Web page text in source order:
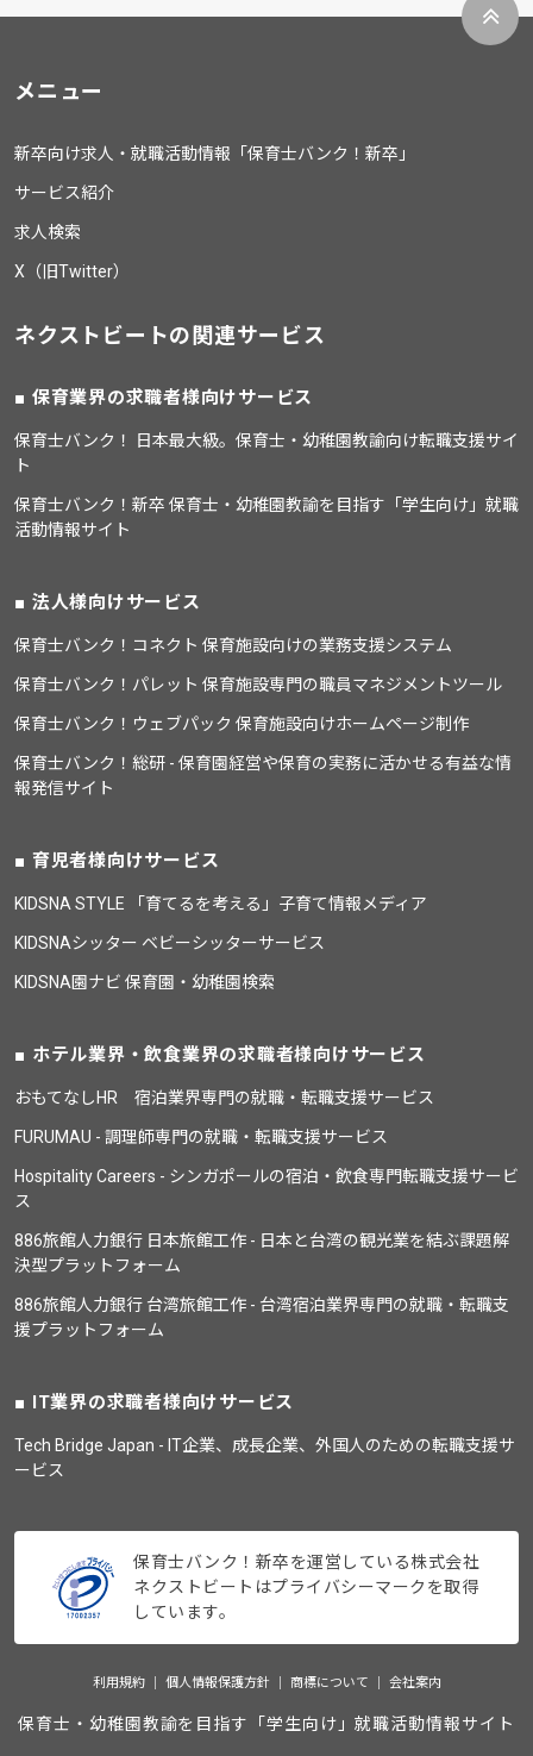
メニュー
新卒向け求人・就職活動情報「保育士バンク！新卒」
サービス紹介
求人検索
X（旧Twitter）
ネクストビートの関連サービス
保育業界の求職者様向けサービス
保育士バンク！ 日本最大級。保育士・幼稚園教諭向け転職支援サイ
ト
保育士バンク！新卒 保育士・幼稚園教諭を目指す「学生向け」就職
活動情報サイト
法人様向けサービス
保育士バンク！コネクト 保育施設向けの業務支援システム
保育士バンク！パレット 保育施設専門の職員マネジメントツール
保育士バンク！ウェブパック 保育施設向けホームページ制作
保育士バンク！総研 - 保育園経営や保育の実務に活かせる有益な情
報発信サイト
育児者様向けサービス
KIDSNA STYLE 「育てるを考える」子育て情報メディア
KIDSNAシッター ベビーシッターサービス
KIDSNA園ナビ 保育園・幼稚園検索
ホテル業界・飲食業界の求職者様向けサービス
おもてなしHR 宿泊業界専門の就職・転職支援サービス
FURUMAU - 調理師専門の就職・転職支援サービス
Hospitality Careers - シンガポールの宿泊・飲食専門転職支援サービ
ス
886旅館人力銀行 日本旅館工作 - 日本と台湾の観光業を結ぶ課題解
決型プラットフォーム
886旅館人力銀行 台湾旅館工作 - 台湾宿泊業界専門の就職・転職支
援プラットフォーム
IT業界の求職者様向けサービス
Tech Bridge Japan - IT企業、成長企業、外国人のための転職支援サ
ービス
保育士バンク！新卒を運営している株式会社
ネクストビートはプライバシーマークを取得
しています。
利用規約 個人情報保護方針 商標について 会社案内
保育士・幼稚園教諭を目指す「学生向け」就職活動情報サイト